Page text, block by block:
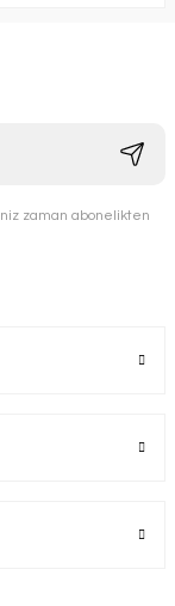
zaman abonelikten